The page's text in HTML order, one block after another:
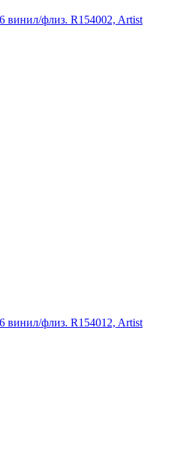
винил/флиз. R154002, Artist
винил/флиз. R154012, Artist